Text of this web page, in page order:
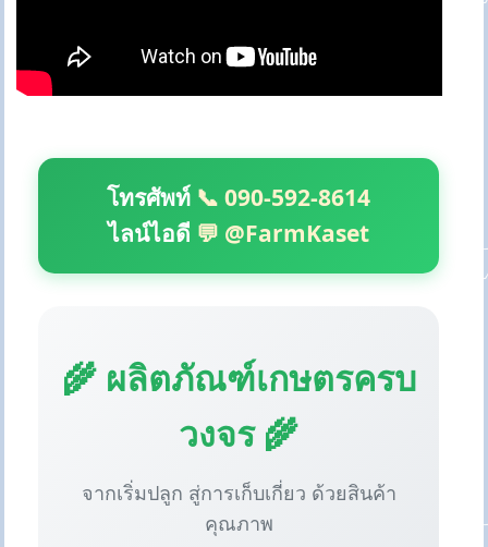
โทรศัพท์ 📞 090-592-8614
ไลน์ไอดี 💬 @FarmKaset
🌾 ผลิตภัณฑ์เกษตรครบ
วงจร 🌾
จากเริ่มปลูก สู่การเก็บเกี่ยว ด้วยสินค้า
คุณภาพ